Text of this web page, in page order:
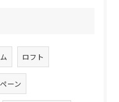
ロフト
ーン